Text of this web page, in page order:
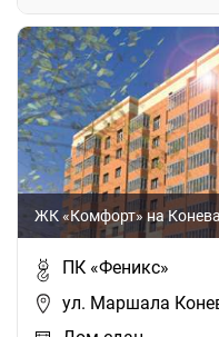
ЖК «Комфорт» на
ПК «Феникс»
ул. Маршала